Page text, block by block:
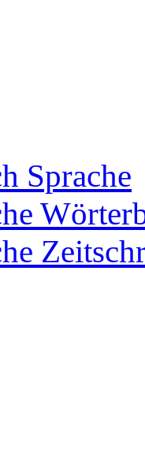
Sprache